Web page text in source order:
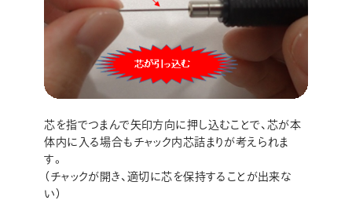
芯を指でつまんで矢印方向に押し込むことで、芯が本
体内に入る場合もチャック内芯詰まりが考えられま
す。
（チャックが開き、適切に芯を保持することが出来な
い）